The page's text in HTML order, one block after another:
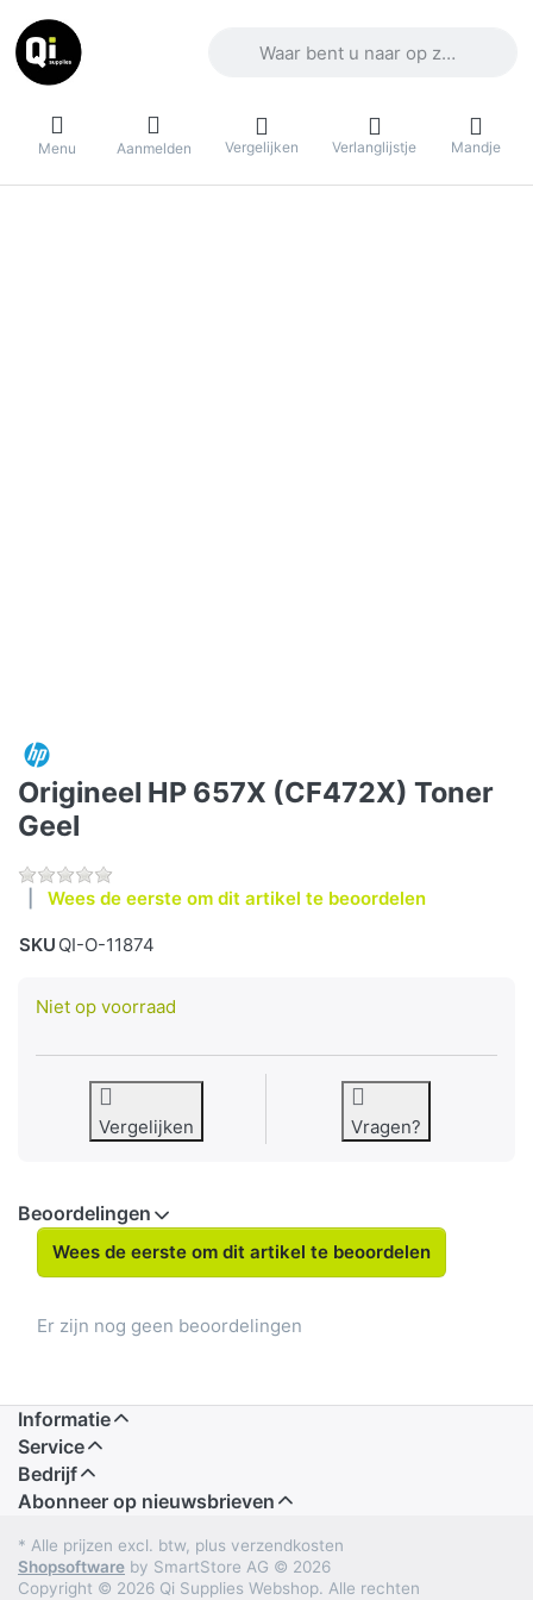
Menu Aanmelden Vergelijken Verlanglijstje Mandje
Origineel HP 657X (CF472X) Toner
Geel
Wees de eerste om dit artikel te beoordelen
SKU QI-O-11874
Niet op voorraad
Vergelijken Vragen?
Beoordelingen
Wees de eerste om dit artikel te beoordelen
Er zijn nog geen beoordelingen
Informatie
Service
Bedrijf
Abonneer op nieuwsbrieven
* Alle prijzen excl. btw, plus verzendkosten
Shopsoftware by SmartStore AG © 2026
Copyright © 2026 Qi Supplies Webshop. Alle rechten